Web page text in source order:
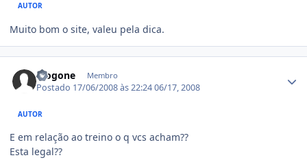
AUTOR
Muito bom o site, valeu pela dica.
diogone Membro
Postado 17/06/2008 às 22:2406/17, 2008
AUTOR
E em relação ao treino o q vcs acham??
Esta legal??